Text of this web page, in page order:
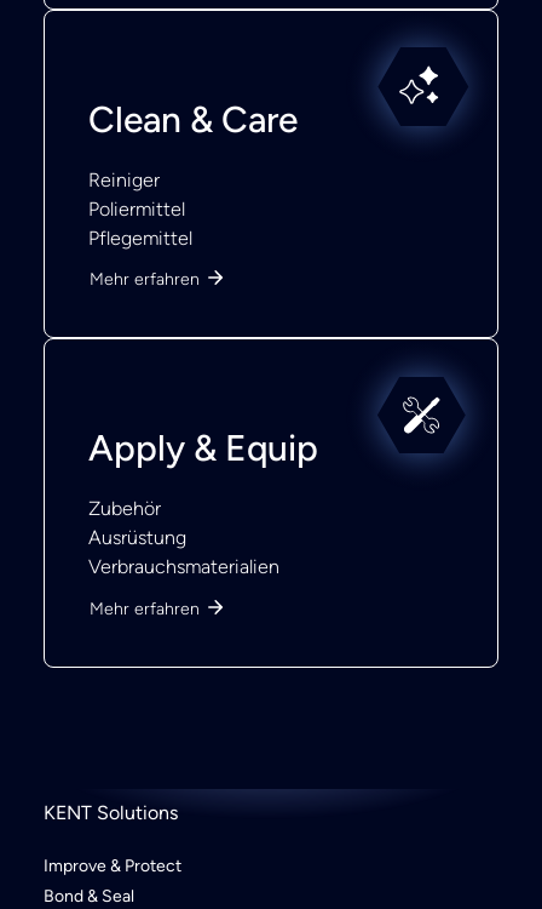
Clean & Care
Reiniger
Poliermittel
Pflegemittel
Mehr erfahren
Apply & Equip
Zubehör
Ausrüstung
Verbrauchsmaterialien
Mehr erfahren
KENT Solutions
Improve & Protect
Bond & Seal